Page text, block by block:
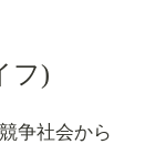
フ)
争社会から